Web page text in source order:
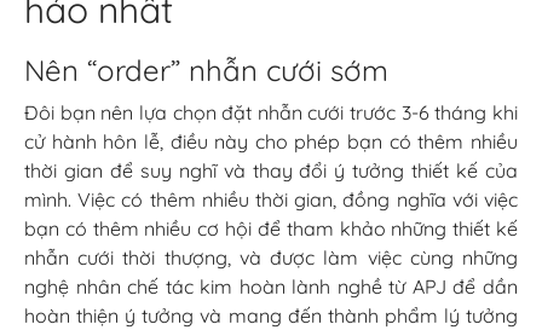
hảo nhất
Nên “order” nhẫn cưới sớm
Đôi bạn nên lựa chọn đặt nhẫn cưới trước 3-6 tháng khi
cử hành hôn lễ, điều này cho phép bạn có thêm nhiều
thời gian để suy nghĩ và thay đổi ý tưởng thiết kế của
mình. Việc có thêm nhiều thời gian, đồng nghĩa với việc
bạn có thêm nhiều cơ hội để tham khảo những thiết kế
nhẫn cưới thời thượng, và được làm việc cùng những
nghệ nhân chế tác kim hoàn lành nghề từ APJ để dần
hoàn thiện ý tưởng và mang đến thành phẩm lý tưởng